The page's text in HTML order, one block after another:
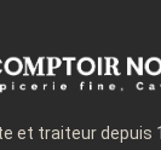
et traiteur depuis